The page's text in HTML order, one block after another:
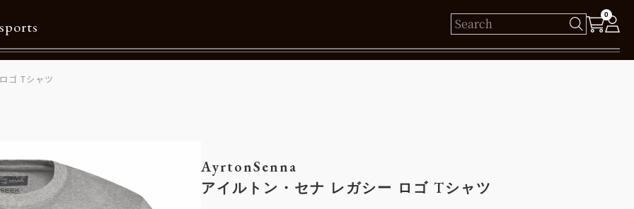
0
メルマガ購読
ゴ Tシャツ
AyrtonSenna
アイルトン・セナ レガシー ロゴ Tシャツ